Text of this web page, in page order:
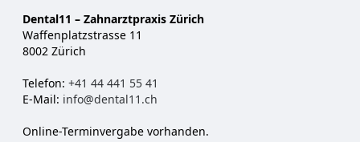
Dental11 – Zahnarztpraxis Zürich
Waffenplatzstrasse 11
8002 Zürich
Telefon: +41 44 441 55 41
E-Mail: info@dental11.ch
Online-Terminvergabe vorhanden.